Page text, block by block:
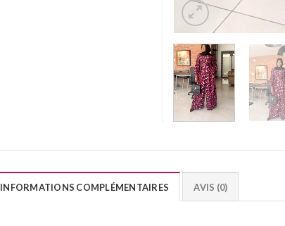
INFORMATIONS COMPLÉMENTAIRES AVIS (0)